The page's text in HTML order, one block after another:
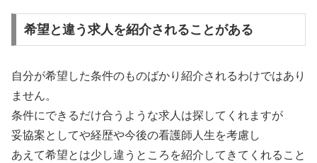
希望と違う求人を紹介されることがある
自分が希望した条件のものばかり紹介されるわけではあり
ません。
条件にできるだけ合うような求人は探してくれますが
妥協案としてや経歴や今後の看護師人生を考慮し
あえて希望とは少し違うところを紹介してきてくれること